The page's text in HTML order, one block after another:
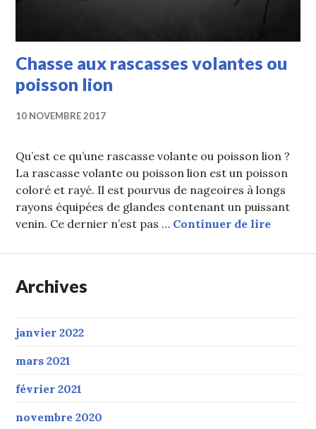
Chasse aux rascasses volantes ou
poisson lion
10 NOVEMBRE 2017
Qu’est ce qu’une rascasse volante ou poisson lion ?
La rascasse volante ou poisson lion est un poisson
coloré et rayé. Il est pourvus de nageoires à longs
rayons équipées de glandes contenant un puissant
venin. Ce dernier n’est pas … Continuer de lireChasse
Archives
janvier 2022
mars 2021
février 2021
novembre 2020